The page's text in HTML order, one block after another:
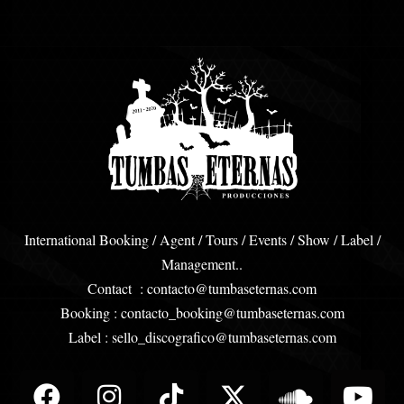
International Booking / Agent / Tours / Events / Show / Label /
Management..
Contact : contacto@tumbaseternas.com
Booking : contacto_booking@tumbaseternas.com
Label : sello_discografico@tumbaseternas.com
F I T X S Y